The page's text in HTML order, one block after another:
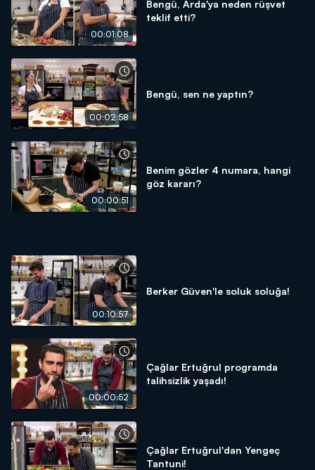
00:01:08
Bengü, Arda'ya neden rüşvet
teklif etti?
00:02:58
Bengü, sen ne yaptın?
00:00:51
Benim gözler 4 numara, hangi
göz kararı?
00:10:57
Berker Güven'le soluk soluğa!
00:00:52
Çağlar Ertuğrul programda
talihsizlik yaşadı!
Çağlar Ertuğrul'dan Yengeç
Tantuni!